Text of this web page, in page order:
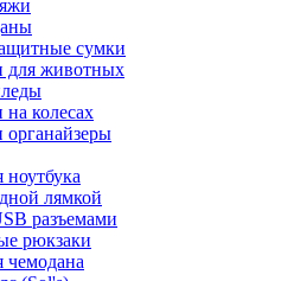
сумки
для животных
колесах
лямкой
разъемами
рюкзаки
чемодана